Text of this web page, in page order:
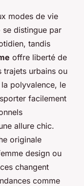
modes de vie
se distingue par
tandis
offre liberté de
trajets urbains ou
polyvalence, le
facilement
allure chic.
originale
design ou
changent
comme